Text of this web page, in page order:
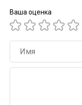
Ваша оценка